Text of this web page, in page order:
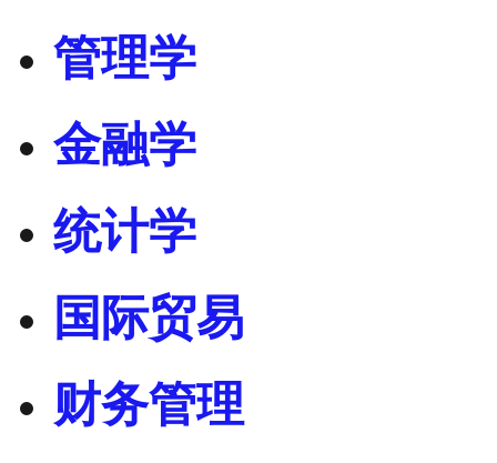
管理学
金融学
统计学
国际贸易
财务管理